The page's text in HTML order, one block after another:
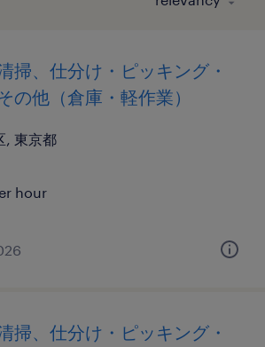
掃、仕分け・ピッキング・
の他（倉庫・軽作業）
, 東京都
hour
掃、仕分け・ピッキング・